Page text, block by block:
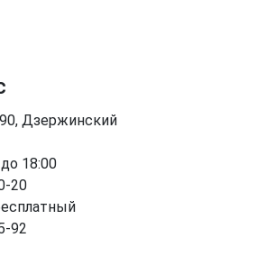
Дзержинский
18:00
20
92